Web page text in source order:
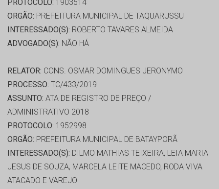
PROTOCOLO: 1903514
ORGÃO: PREFEITURA MUNICIPAL DE TAQUARUSSU
INTERESSADO(S): ROBERTO TAVARES ALMEIDA
ADVOGADO(S): NÃO HÁ
RELATOR: CONS. OSMAR DOMINGUES JERONYMO
PROCESSO: TC/433/2019
ASSUNTO: ATA DE REGISTRO DE PREÇO /
ADMINISTRATIVO 2018
PROTOCOLO: 1952998
ORGÃO: PREFEITURA MUNICIPAL DE BATAYPORÃ
INTERESSADO(S): DILMO MATHIAS TEIXEIRA, LEIA MARIA
JESUS DE SOUZA, MARCELA LEITE MACEDO, RODA VIVA
ATACADO E VAREJO